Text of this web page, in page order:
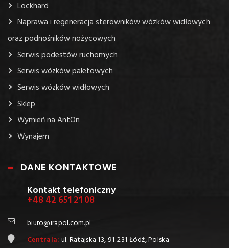
Lockhard
Naprawa i regeneracja sterowników wózków widłowych
oraz podnośników nożycowych
Serwis podestów ruchomych
Serwis wózków paletowych
Serwis wózków widłowych
Sklep
Wymień na AntOn
Wynajem
DANE KONTAKTOWE
Kontakt telefoniczny
+48 42 651 21 08
biuro@irapol.com.pl
Centrala: ul. Ratajska 13, 91-231 Łódź, Polska